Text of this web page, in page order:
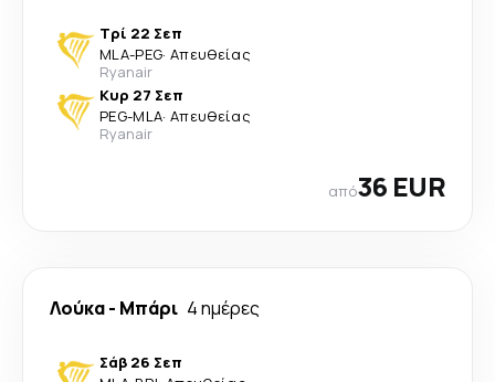
Τρί 22 Σεπ
MLA-PEG· Απευθείας
Ryanair
Κυρ 27 Σεπ
PEG-MLA· Απευθείας
Ryanair
από36 EUR
Λούκα- Μπάρι 4 ημέρες
Σάβ 26 Σεπ